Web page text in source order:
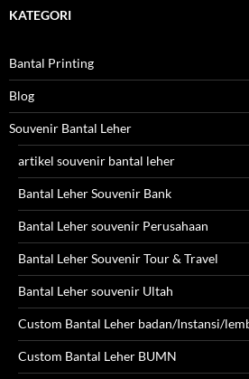
KATEGORI
Bantal Printing
Blog
Souvenir Bantal Leher
artikel souvenir bantal leher
Bantal Leher Souvenir Bank
Bantal Leher souvenir Perusahaan
Bantal Leher Souvenir Tour & Travel
Bantal Leher souvenir Ultah
Custom Bantal Leher badan/Instansi/
Custom Bantal Leher BUMN